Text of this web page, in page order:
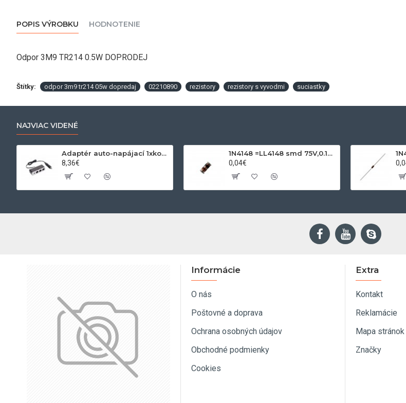
POPIS VÝROBKU HODNOTENIE
Odpor 3M9 TR214 0.5W DOPRODEJ
Štítky: odpor 3m9 tr214 05w dopredaj 02210890 rezistory rezistory s vyvodmi suciastky
NAJVIAC VIDENÉ
Adaptér auto-napájací 1xkon./3x zdierka- 12/24V, USB 1000mA
8,36€
1N4148 =LL4148 smd 75V,0.15A SOD80C
0,04€
Informácie
O nás
Poštovné a doprava
Ochrana osobných údajov
Obchodné podmienky
Cookies
Extra
Kontakt
Reklamácie
Mapa stránok
Značky